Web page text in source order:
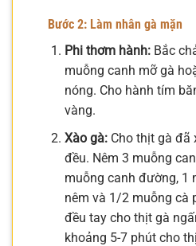
Bước 2: Làm nhân gà mặn
Phi thơm hành:Bắc
muỗng canh mỡ gà
nóng. Cho hành tím
vàng.
Xào gà:Cho thịt gà đã
đều. Nêm 3 muỗng
muỗng canh đường, 1
nêm và 1/2 muỗng cà
đều tay cho thịt gà
khoảng 5-7 phút cho